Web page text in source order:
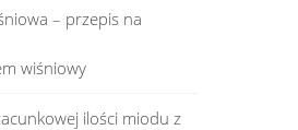
– przepis na
wiśniowy
ilości miodu z